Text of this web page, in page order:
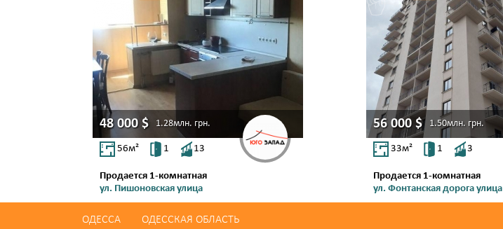
48 000$ 1.28млн. грн.
56м² 1 13
Продается 1-комнатная
ул. Пишоновская улица
56 000 $ 1.50млн. грн.
33м² 1 3
Продается 1-комнатная
ул. Фонтанская дорога улица
ОДЕССА ОДЕССКАЯ ОБЛАСТЬ